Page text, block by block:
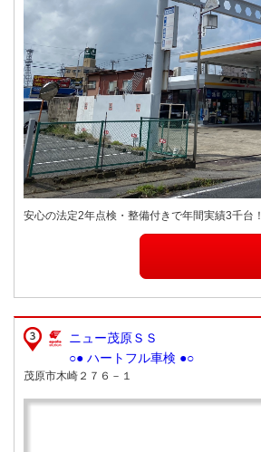
安心の法定2年点検・整備付きで年間実績3千台！
ニュー茂原ＳＳ
○● ハートフル車検 ●○
茂原市木崎２７６－１